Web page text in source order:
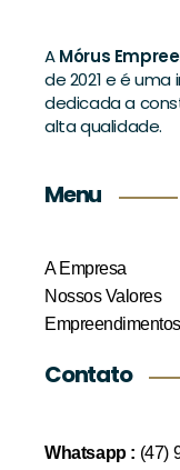
AMórus
de 2021 e é
dedicada a
alta qualidade.
Menu
A Empresa
Nossos Valores
Empreendimentos
Contato
Whatsapp : (47)